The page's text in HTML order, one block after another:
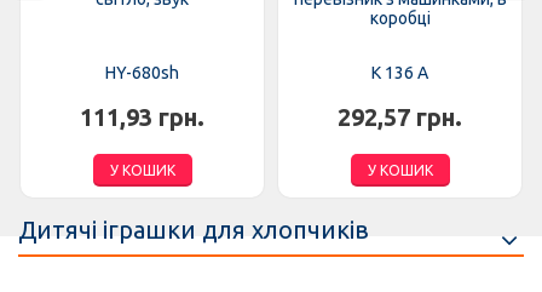
HY-680sh
111,93 грн.
У КОШИК
коробці
K 136 A
292,57 грн.
У КОШИК
Дитячі іграшки для хлопчиків